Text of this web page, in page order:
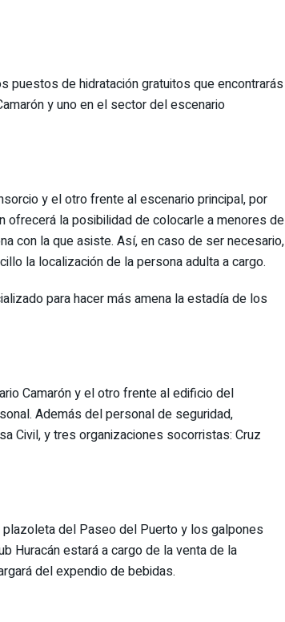
puestos de hidratación gratuitos que encontrarás
y uno en el sector del escenario
y el otro frente al escenario principal, por
ofrecerá la posibilidad de colocarle a menores de
con la que asiste. Así, en caso de ser necesario,
la localización de la persona adulta a cargo.
para hacer más amena la estadía de los
Camarón y el otro frente al edificio del
Además del personal de seguridad,
Civil, y tres organizaciones socorristas: Cruz
del Paseo del Puerto y los galpones
Huracán estará a cargo de la venta de la
del expendio de bebidas.